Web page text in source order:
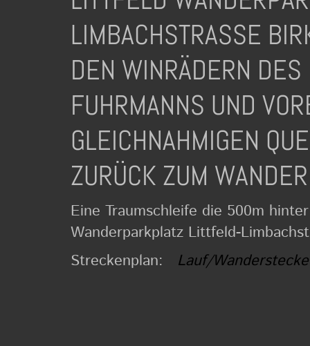
LIMBACHSTRASSE
EN WINRÄDERN DES
UHRMANNS UND
LEICHNAHMIGEN
URÜCK ZUM
Eine Traumschleife die 500m
Wanderparkplatz Littfeld-
Streckenplan: Lauf/